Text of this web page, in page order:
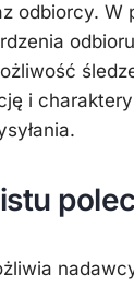
odbiorcy. W
i